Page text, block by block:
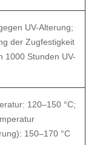
UV-Alterung;
der Zugfestigkeit
1000 Stunden UV-
120–150 °C;
150–170 °C